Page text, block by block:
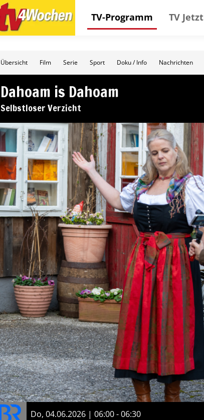
TV-Programm TV Jetzt
Übersicht Film Serie Sport Doku / Info Nachrichten
Dahoam is Dahoam
Selbstloser Verzicht
Do, 04.06.2026 | 06:00 - 06:30